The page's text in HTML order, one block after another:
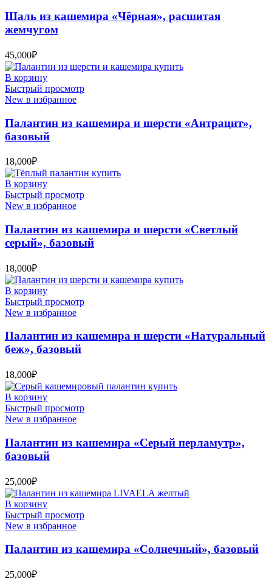
Шаль из кашемира «Чёрная», расшитая
жемчугом
45,000₽
В корзину
Быстрый просмотр
New в избранное
Палантин из кашемира и шерсти «Антрацит»,
базовый
18,000₽
В корзину
Быстрый просмотр
New в избранное
Палантин из кашемира и шерсти «Светлый
серый», базовый
18,000₽
В корзину
Быстрый просмотр
New в избранное
Палантин из кашемира и шерсти «Натуральный
беж», базовый
18,000₽
В корзину
Быстрый просмотр
New в избранное
Палантин из кашемира «Серый перламутр»,
базовый
25,000₽
В корзину
Быстрый просмотр
New в избранное
Палантин из кашемира «Солнечный», базовый
25,000₽